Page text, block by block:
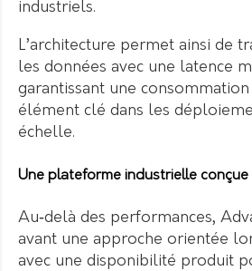
industriels.
L’architecture permet ainsi de
les données avec une latence
garantissant une
élément clé dans les
échelle.
Une plateforme industrielle
Au‑delà des performances,
avant une approche orientée
avec une disponibilité produit